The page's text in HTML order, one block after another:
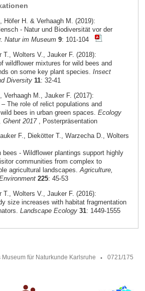
Höfer H. & Verhaagh M. (2019):
- Natur und Biodiversität vor der
Natur im Museum 9: 101-104
T., Wolters V., Jauker F. (2018):
wildflower mixtures for wild bees and
on some key plant species. Insect
Diversity 11: 32-41
Verhaagh M., Jauker F. (2017):
The role of relict populations and
bees in urban green spaces. Ecology
Ghent 2017, Posterpräsentation
F., Diekötter T., Warzecha D., Wolters
bees - Wildflower plantings support highly
communities from complex to
agricultural landscapes.Agriculture,
225: 45-53
T., Wolters V., Jauker F. (2016):
size increases with habitat fragmentation
Landscape Ecology 31: 1449-1555
für Naturkunde Karlsruhe
0721/175